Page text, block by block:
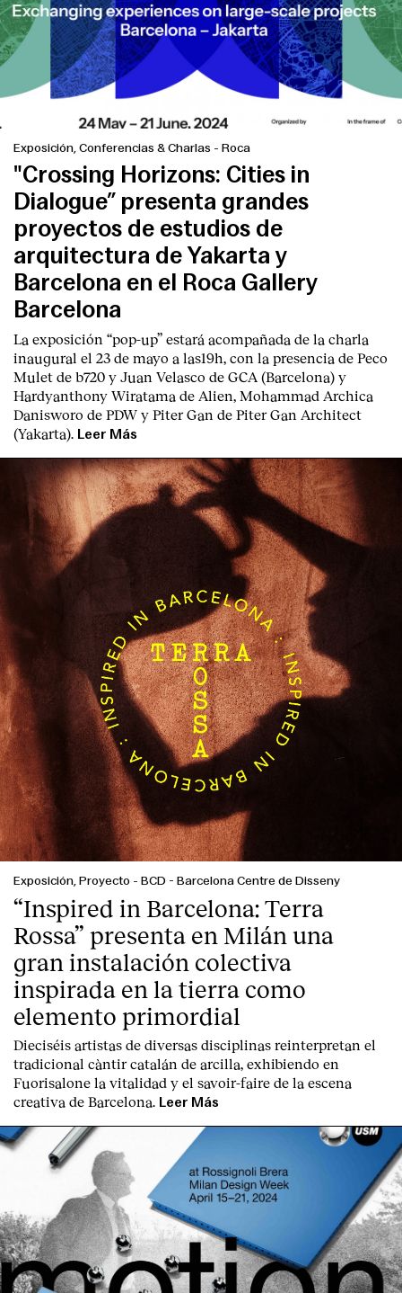
Exposición, Conferencias & Charlas - Roca
"Crossing Horizons: Cities in
Dialogue” presenta grandes
proyectos de estudios de
arquitectura de Yakarta y
Barcelona en el Roca Gallery
Barcelona
La exposición “pop-up” estará acompañada de la charla
inaugural el 23 de mayo a las19h, con la presencia de Peco
Mulet de b720 y Juan Velasco de GCA (Barcelona) y
Hardyanthony Wiratama de Alien, Mohammad Archica
Danisworo de PDW y Piter Gan de Piter Gan Architect
(Yakarta). Leer Más
Exposición, Proyecto - BCD - Barcelona Centre de Disseny
“Inspired in Barcelona: Terra
Rossa” presenta en Milán una
gran instalación colectiva
inspirada en la tierra como
elemento primordial
Dieciséis artistas de diversas disciplinas reinterpretan el
tradicional càntir catalán de arcilla, exhibiendo en
Fuorisalone la vitalidad y el savoir-faire de la escena
creativa de Barcelona. Leer Más